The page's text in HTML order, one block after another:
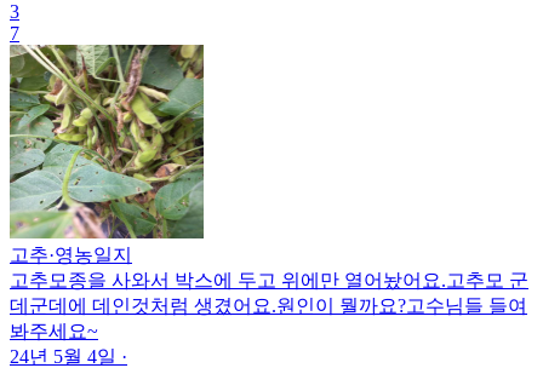
3
7
고추·영농일지
고추모종을 사와서 박스에 두고 위에만 열어놨어요.고추모 군
데군데에 데인것처럼 생겼어요.원인이 뭘까요?고수님들 들여
봐주세요~
24년 5월 4일 ·